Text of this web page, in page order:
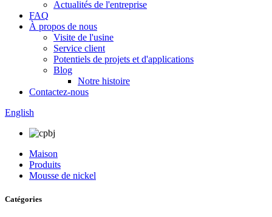
Actualités de l'entreprise
FAQ
À propos de nous
Visite de l'usine
Service client
Potentiels de projets et d'applications
Blog
Notre histoire
Contactez-nous
English
Maison
Produits
Mousse de nickel
Catégories